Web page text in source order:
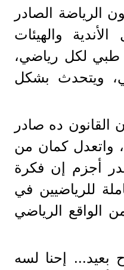
من قانون الرياضة الصادر
كل الأندية والهيئات
طبي لكل رياضي،
ويتحدث بشكل
القانون ده صادر
من 8 سنين، واتعدل كمان من
أجزم إن فكرة
للرياضيين في
الرياضي
إحنا لسه